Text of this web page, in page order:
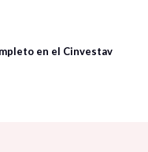
en el Cinvestav